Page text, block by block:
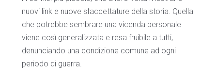
nuovi link e nuove sfaccettature della storia. Quella
che potrebbe sembrare una vicenda personale
viene così generalizzata e resa fruibile a tutti,
denunciando una condizione comune ad ogni
periodo di guerra.